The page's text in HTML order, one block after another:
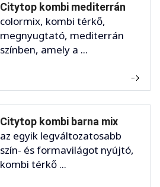
Citytop kombi mediterrán
colormix, kombi térkő,
megnyugtató, mediterrán
színben, amely a ...
Citytop kombi barna mix
az egyik legváltozatosabb
szín- és formavilágot nyújtó,
kombi térkő ...